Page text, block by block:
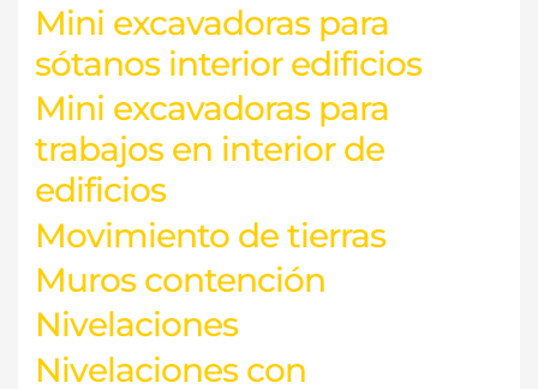
Mini excavadoras para
sótanos interior edificios
Mini excavadoras para
trabajos en interior de
edificios
Movimiento de tierras
Muros contención
Nivelaciones
Nivelaciones con